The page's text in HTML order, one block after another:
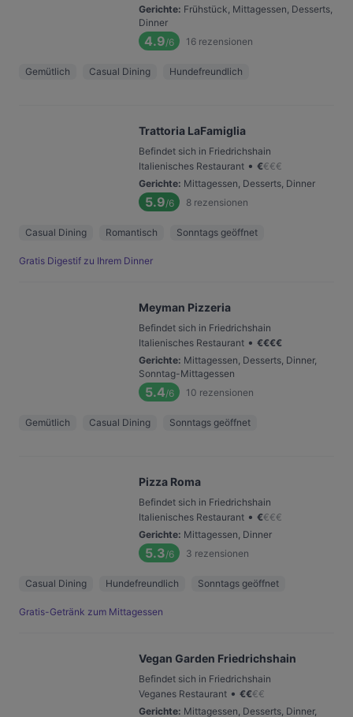
Gerichte: Frühstück, Mittagessen, Desserts,
Dinner
4.9/6 16 rezensionen
Gemütlich Casual Dining Hundefreundlich
Trattoria LaFamiglia
Befindet sich in Friedrichshain
Italienisches Restaurant • €€€€
Gerichte: Mittagessen, Desserts, Dinner
5.9/6 8 rezensionen
Casual Dining Romantisch Sonntags geöffnet
Gratis Digestif zu Ihrem Dinner
Meyman Pizzeria
Befindet sich in Friedrichshain
Italienisches Restaurant • €€€€
Gerichte: Mittagessen, Desserts, Dinner,
Sonntag-Mittagessen
5.4/6 10 rezensionen
Gemütlich Casual Dining Sonntags geöffnet
Pizza Roma
Befindet sich in Friedrichshain
Italienisches Restaurant • €€€€
Gerichte: Mittagessen, Dinner
5.3/6 3 rezensionen
Casual Dining Hundefreundlich Sonntags geöffnet
Gratis-Getränk zum Mittagessen
Vegan Garden Friedrichshain
Befindet sich in Friedrichshain
Veganes Restaurant • €€€€
Gerichte: Mittagessen, Desserts, Dinner,